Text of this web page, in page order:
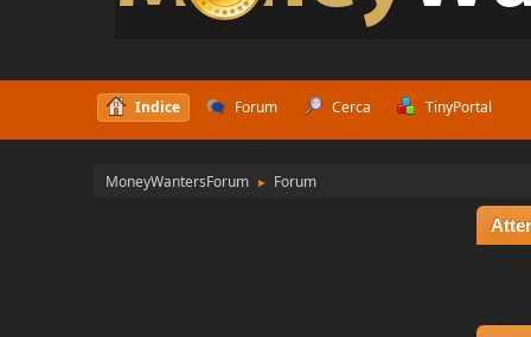
Indice Forum Cerca TinyPortal
MoneyWantersForum ► Forum